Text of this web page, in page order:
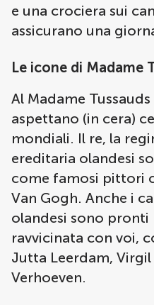
e una crociera sui
assicurano una
Le icone di Madame
Al Madame
aspettano (in cera)
mondiali. Il re, la
ereditaria olandesi
come famosi pittori
Van Gogh. Anche i
olandesi sono
ravvicinata con voi,
Jutta Leerdam, Virgil
Verhoeven.